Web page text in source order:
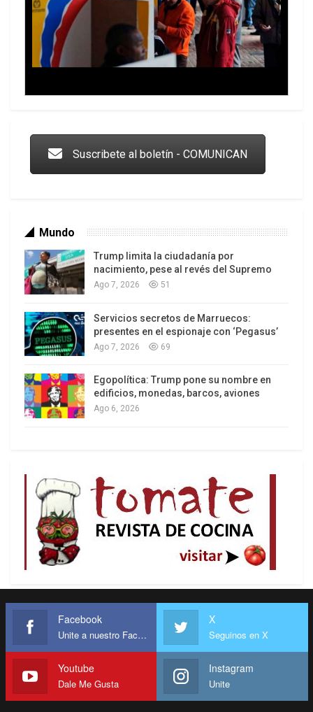
Los latinos le van dando la espalda a Trump
Suscribete al boletín - COMUNICAN
Mundo
Trump limita la ciudadanía por
nacimiento, pese al revés del Supremo
Ago 7, 2026 51
Servicios secretos de Marruecos:
presentes en el espionaje con ‘Pegasus’
Ago 7, 2026 69
Egopolítica: Trump pone su nombre en
edificios, monedas, barcos, aviones
Ago 6, 2026
Facebook
Unite a nuestro Facebook
X
Seguinos en X
Youtube
Dale Me Gusta
Instagram
Unite